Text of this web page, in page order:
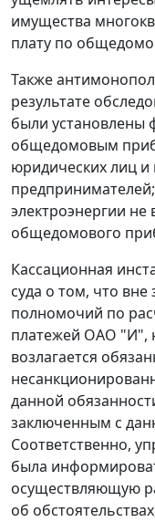
имущества
плату по
Также
результате
были установлены
общедомовым
юридических лиц
электроэнергии
общедомового
Кассационная
суда о том, что
полномочий по
платежей ОАО "И",
возлагается
данной
заключенным с
Соответственно,
была
осуществляющую
об